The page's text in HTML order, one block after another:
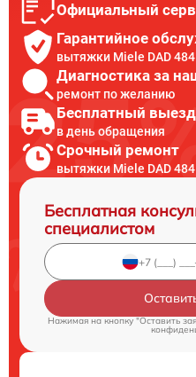
Официальный
Гарантийное
вытяжки Miele DAD
Диагностика за
ремонт по желанию
Бесплатный
в день обращения
Срочный ремонт
вытяжки Miele DAD
Бесплатная
специалистом
Нажимая на кнопку "Оставить